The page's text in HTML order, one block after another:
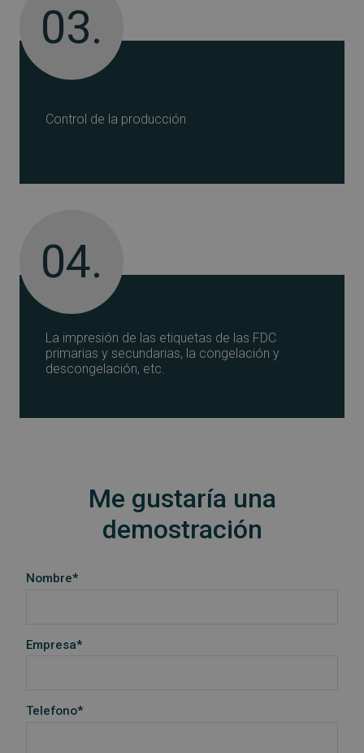
03.
Control de la producción
04.
La impresión de las etiquetas de las FDC
primarias y secundarias, la congelación y
descongelación, etc.
Me gustaría una
demostración
Nombre*
Empresa*
Telefono*